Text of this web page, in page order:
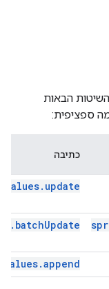
הבאות
ספציפית:
כתיבה